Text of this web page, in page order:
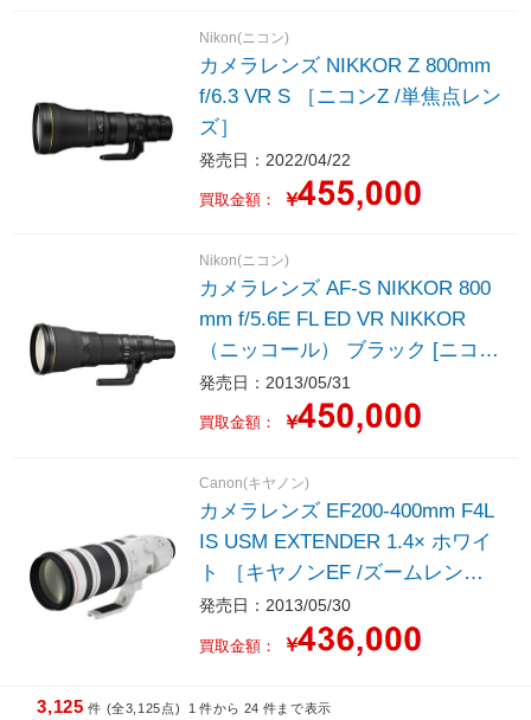
Nikon(ニコン)
カメラレンズ NIKKOR Z 800mm
f/6.3 VR S ［ニコンZ /単焦点レン
ズ］
発売日：2022/04/22
買取金額： ￥
Nikon(ニコン)
カメラレンズ AF-S NIKKOR 800
mm f/5.6E FL ED VR NIKKOR
（ニッコール） ブラック [ニコン
F /単焦点レンズ] NIKKOR（ニッ
コール） ブラック ［ニコンF /単
発売日：2013/05/31
買取金額： ￥
Canon(キヤノン)
カメラレンズ EF200-400mm F4L
IS USM EXTENDER 1.4× ホワイ
ト ［キヤノンEF /ズームレン
ズ］
発売日：2013/05/30
買取金額： ￥
3,125 件 (全3,125点) 1 件から 24 件まで表示